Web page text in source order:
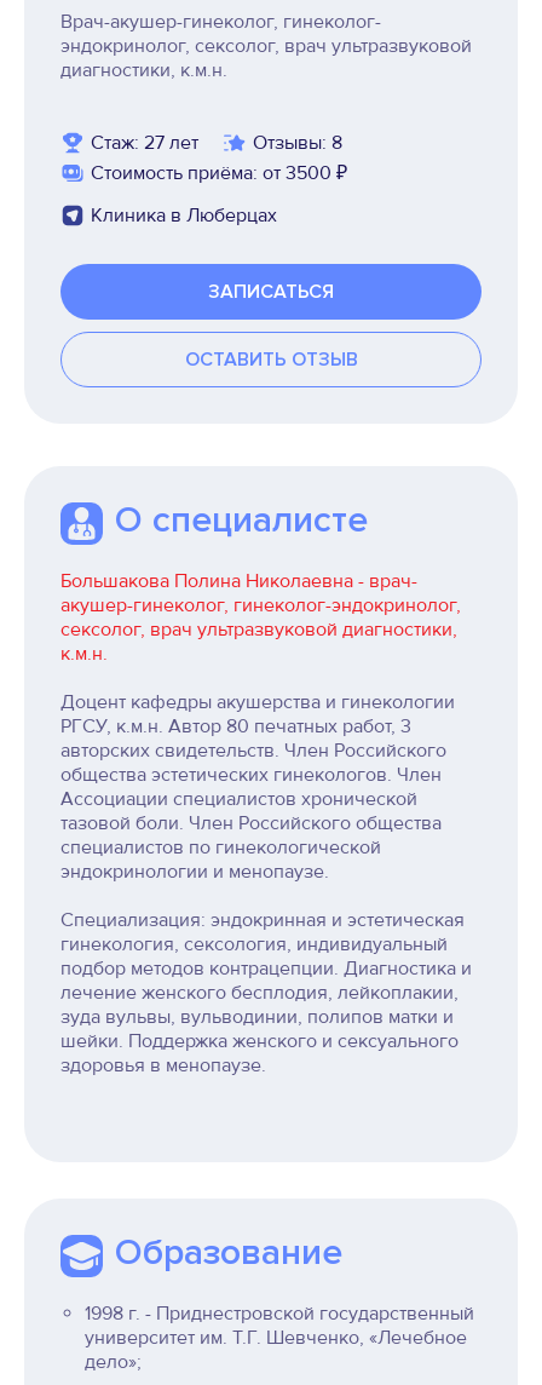
Врач-акушер-гинеколог, гинеколог-
эндокринолог, сексолог, врач ультразвуковой
диагностики, к.м.н.
Стаж: 27 лет
Отзывы: 8
Стоимость приёма: от 3500 ₽
Клиника в Люберцах
ЗАПИСАТЬСЯ
ОСТАВИТЬ ОТЗЫВ
О специалисте
Большакова Полина Николаевна - врач-
акушер-гинеколог, гинеколог-эндокринолог,
сексолог, врач ультразвуковой диагностики,
к.м.н.
Доцент кафедры акушерства и гинекологии
РГСУ, к.м.н. Автор 80 печатных работ, 3
авторских свидетельств. Член Российского
общества эстетических гинекологов. Член
Ассоциации специалистов хронической
тазовой боли. Член Российского общества
специалистов по гинекологической
эндокринологии и менопаузе.
Специализация: эндокринная и эстетическая
гинекология, сексология, индивидуальный
подбор методов контрацепции. Диагностика и
лечение женского бесплодия, лейкоплакии,
зуда вульвы, вульводинии, полипов матки и
шейки. Поддержка женского и сексуального
здоровья в менопаузе.
Образование
1998 г. - Приднестровской государственный
университет им. Т.Г. Шевченко, «Лечебное
дело»;